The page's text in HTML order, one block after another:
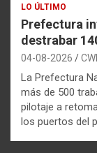
LO ÚLTIMO
Prefectura
destrabar
04-08-2026
La Prefectura
más de 500
pilotaje a
los puertos del